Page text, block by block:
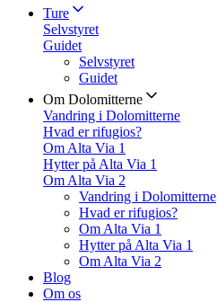
Ture
Selvstyret
Guidet
Selvstyret
Guidet
Om Dolomitterne
Vandring i Dolomitterne
Hvad er rifugios?
Om Alta Via 1
Hytter på Alta Via 1
Om Alta Via 2
Vandring i Dolomitterne
Hvad er rifugios?
Om Alta Via 1
Hytter på Alta Via 1
Om Alta Via 2
Blog
Om os